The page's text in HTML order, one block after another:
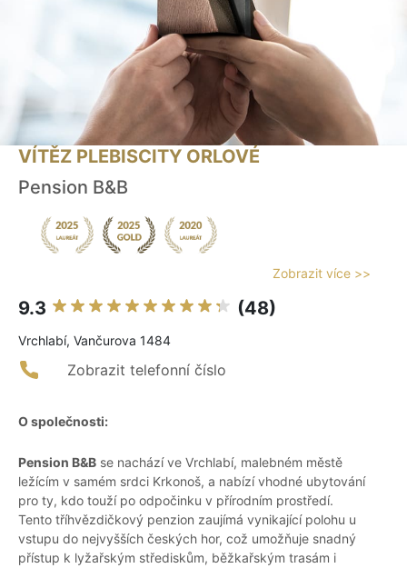
VÍTĚZ PLEBISCITY ORLOVÉ
Pension B&B
Zobrazit více >>
9.3 (48)
Vrchlabí, Vančurova 1484
Zobrazit telefonní číslo
O společnosti:
Pension B&B se nachází ve Vrchlabí, malebném městě
ležícím v samém srdci Krkonoš, a nabízí vhodné ubytování
pro ty, kdo touží po odpočinku v přírodním prostředí.
Tento tříhvězdičkový penzion zaujímá vynikající polohu u
vstupu do nejvyšších českých hor, což umožňuje snadný
přístup k lyžařským střediskům, běžkařským trasám i